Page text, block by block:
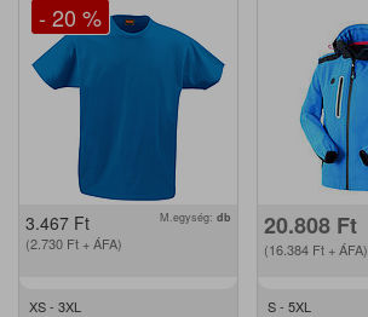
- 20 %
3.467 Ft
(2.730 Ft + ÁFA)
M.egység: db
XS - 3XL
20.808 Ft
(16.384 Ft + ÁFA)
S - 5XL